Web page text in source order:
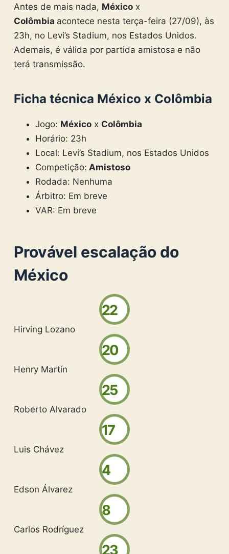
Antes de mais nada, Méxicox
Colômbia acontece nesta terça-feira (27/09), às
23h, no Levi’s Stadium, nos Estados Unidos.
Ademais, é válida por partida amistosa e não
terá transmissão.
Ficha técnica México x Colômbia
Jogo: México x Colômbia
Horário: 23h
Local: Levi’s Stadium, nos Estados Unidos
Competição: Amistoso
Rodada: Nenhuma
Árbitro: Em breve
VAR: Em breve
Provável escalação do
México
22
Hirving Lozano
20
Henry Martín
25
Roberto Alvarado
17
Luis Chávez
4
Edson Álvarez
8
Carlos Rodríguez
23